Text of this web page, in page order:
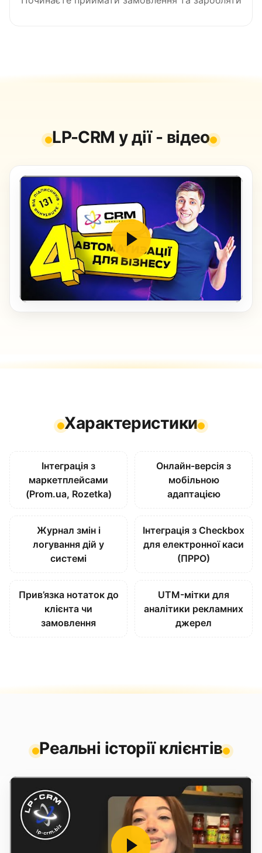
LP-CRM у дії - відео
Характеристики
Інтеграція з
маркетплейсами
(Prom.ua, Rozetka)
Онлайн-версія з
мобільною
адаптацією
Журнал змін і
логування дій у
системі
Інтеграція з Checkbox
для електронної каси
(ПРРО)
Прив’язка нотаток до
клієнта чи
замовлення
UTM-мітки для
аналітики рекламних
джерел
Реальні історії клієнтів